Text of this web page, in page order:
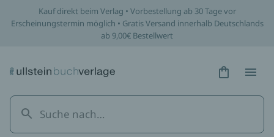
Kauf direkt beim Verlag • Vorbestellung ab 30 Tage vor
Erscheinungstermin möglich • Gratis Versand innerhalb Deutschlands
ab 9,00€ Bestellwert
Hidden